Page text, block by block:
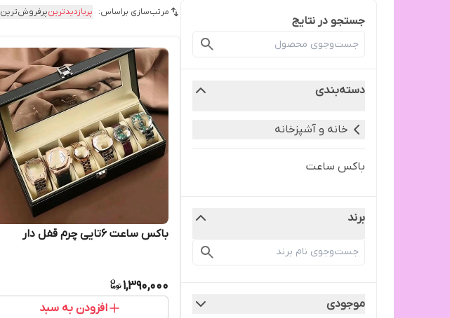
جستجو در نتایج
دسته‌بندی
خانه و آشپزخانه
باکس ساعت
برند
موجودی
مرتب‌سازی براساس: پربازدیدترینپرفروش‌ترین
باکس ساعت ۶تایی چرم قفل دار
1,390,000
افزودن به سبد